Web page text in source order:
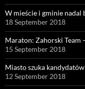
W mieście i gminie nadal
18 September 2018
Maraton: Zahorski Team
15 September 2018
Miasto szuka
12 September 2018